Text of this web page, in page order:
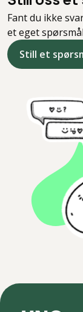
Fant du ikke
et eget
Still et